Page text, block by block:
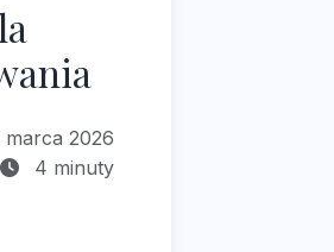
marca 2026
4 minuty